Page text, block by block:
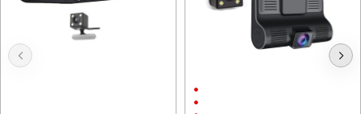
Видеорегистратор с 2 камери,
Видеорегистратор с 3 камери Full